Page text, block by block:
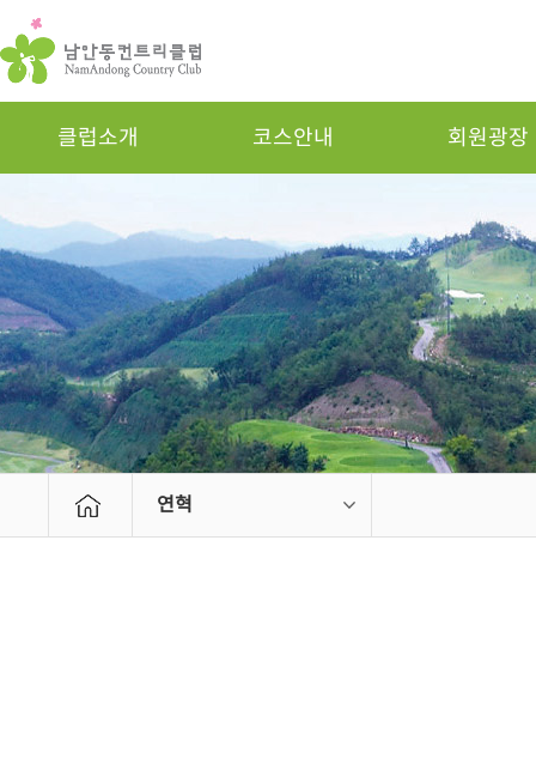
클럽소개 코스안내 회원광장
연혁